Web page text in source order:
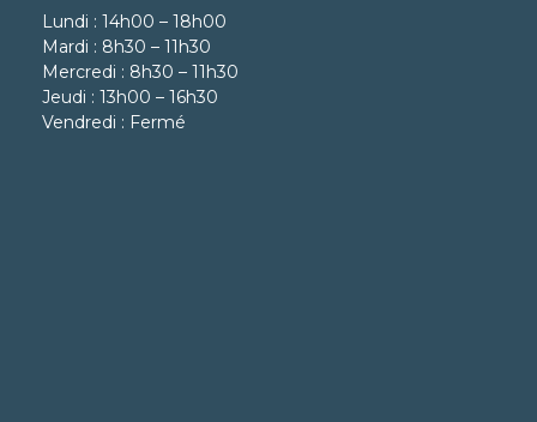
Lundi : 14h00 – 18h00
Mardi : 8h30 – 11h30
Mercredi : 8h30 – 11h30
Jeudi : 13h00 – 16h30
Vendredi : Fermé